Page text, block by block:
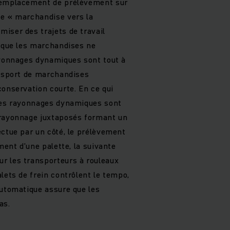
« marchandise vers la
des trajets de travail
les marchandises ne
dynamiques sont tout à
de marchandises
courte. En ce qui
rayonnages dynamiques sont
juxtaposés formant un
par un côté, le prélèvement
d’une palette, la suivante
les transporteurs à rouleaux
de frein contrôlent le tempo,
assure que les